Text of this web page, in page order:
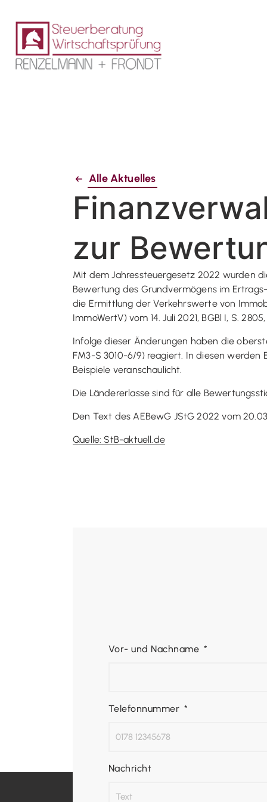
Alle Aktuelles
zur
Mit dem Jahressteuergesetz 2022 wurden
Bewertung des Grundvermögens im
die Ermittlung der Verkehrswerte von
ImmoWertV) vom 14. Juli 2021, BGBl I, S.
Infolge dieser Änderungen haben die
FM3-S 3010-6/9) reagiert. In diesen
Beispiele veranschaulicht.
Die Ländererlasse sind für alle
Den Text des AEBewG JStG 2022 vom
Quelle: StB-aktuell.de
Vor- und Nachname
Telefonnummer
Nachricht